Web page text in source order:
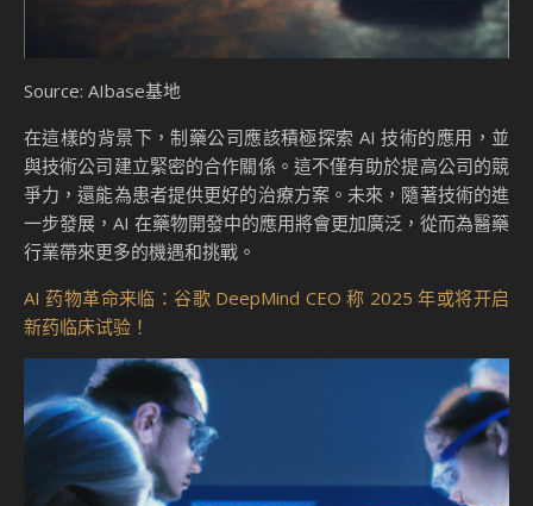
Source: AIbase基地
在這樣的背景下，制藥公司應該積極探索 AI 技術的應用，並
與技術公司建立緊密的合作關係。這不僅有助於提高公司的競
爭力，還能為患者提供更好的治療方案。未來，隨著技術的進
一步發展，AI 在藥物開發中的應用將會更加廣泛，從而為醫藥
行業帶來更多的機遇和挑戰。
AI 药物革命来临：谷歌 DeepMind CEO 称 2025 年或将开启
新药临床试验！